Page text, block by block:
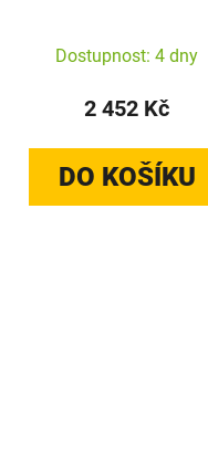
Dostupnost: 4 dny
2 452 Kč
DO KOŠÍKU